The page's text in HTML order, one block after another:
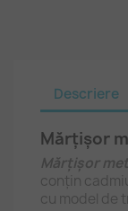
Descriere
Mărțișor
Mărțișor
conțin
cu model de